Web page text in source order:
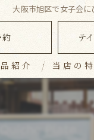
大阪市旭区で女子会
約 テ
紹介 当店の
ランチ